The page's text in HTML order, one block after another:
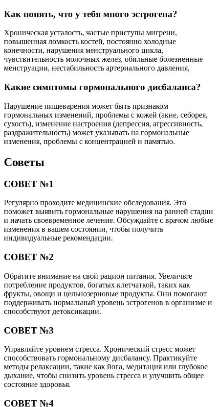
Как понять, что у тебя много эстрогена?
Хроническая усталость, частые приступы мигрени,
повышенная ломкость костей, постоянно холодные
конечности, нарушения менструального цикла,
чувствительность молочных желез, обильные болезненные
менструации, нестабильность артериального давления,
Какие симптомы гормонального дисбаланса?
Нарушение пищеварения может быть признаком
гормональных изменений, проблемы с кожей (акне, себорея,
сухость), изменение настроения (депрессия, агрессивность,
раздражительность) может указывать на гормональные
изменения, проблемы с концентрацией и памятью.
Советы
СОВЕТ №1
Регулярно проходите медицинские обследования. Это
поможет выявить гормональные нарушения на ранней стадии
и начать своевременное лечение. Обсуждайте с врачом любые
изменения в вашем состоянии, чтобы получить
индивидуальные рекомендации.
СОВЕТ №2
Обратите внимание на свой рацион питания. Увеличьте
потребление продуктов, богатых клетчаткой, таких как
фрукты, овощи и цельнозерновые продукты. Они помогают
поддерживать нормальный уровень эстрогенов в организме и
способствуют детоксикации.
СОВЕТ №3
Управляйте уровнем стресса. Хронический стресс может
способствовать гормональному дисбалансу. Практикуйте
методы релаксации, такие как йога, медитация или глубокое
дыхание, чтобы снизить уровень стресса и улучшить общее
состояние здоровья.
СОВЕТ №4